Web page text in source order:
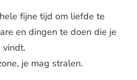
fijne tijd om liefde te
en dingen te doen die je
vindt.
je mag stralen.